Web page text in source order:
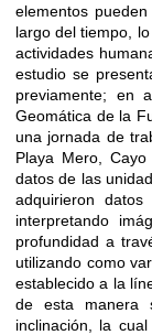
elementos
largo del tiempo,
actividades
estudio se
previamente; en
Geomática de la
una jornada de
Playa Mero,
datos de las
adquirieron
interpretando
profundidad a
utilizando como
establecido a la
de esta manera
inclinación, la